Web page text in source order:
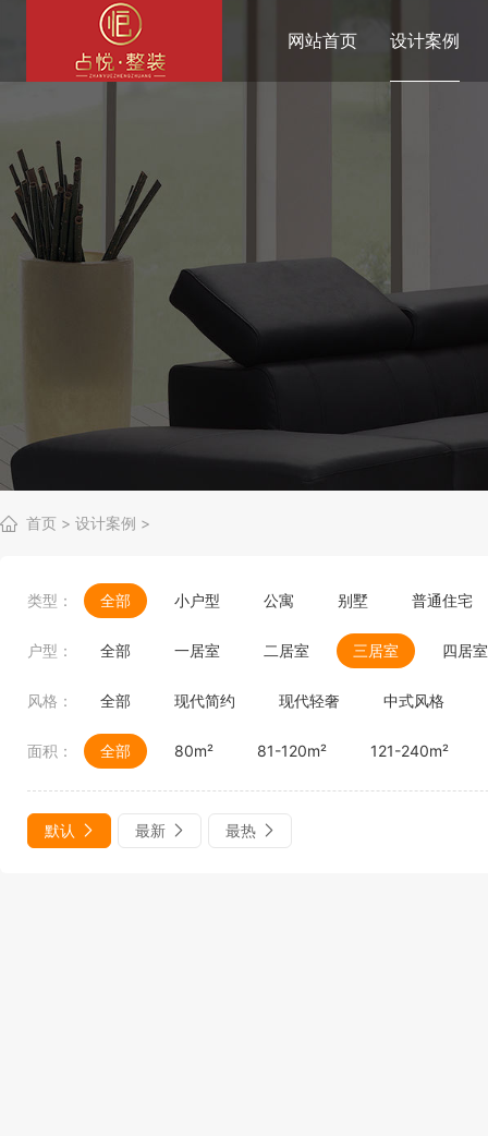
网站首页 设计案例
首页 > 设计案例 >
类型： 全部 小户型 公寓 别墅 普通住宅
户型： 全部 一居室 二居室 三居室 四居室
风格： 全部 现代简约 现代轻奢 中式风格
面积： 全部 80m² 81-120m² 121-240m²
默认 最新 最热